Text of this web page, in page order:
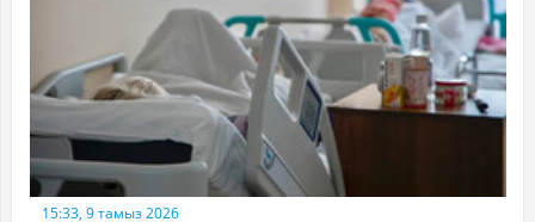
15:33, 9 тамыз 2026